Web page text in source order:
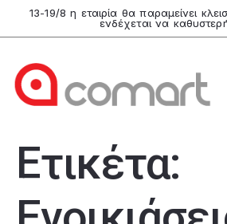
13-19/8 η εταιρία θα παραμείνει
ενδέχεται να
Ετικέτα: